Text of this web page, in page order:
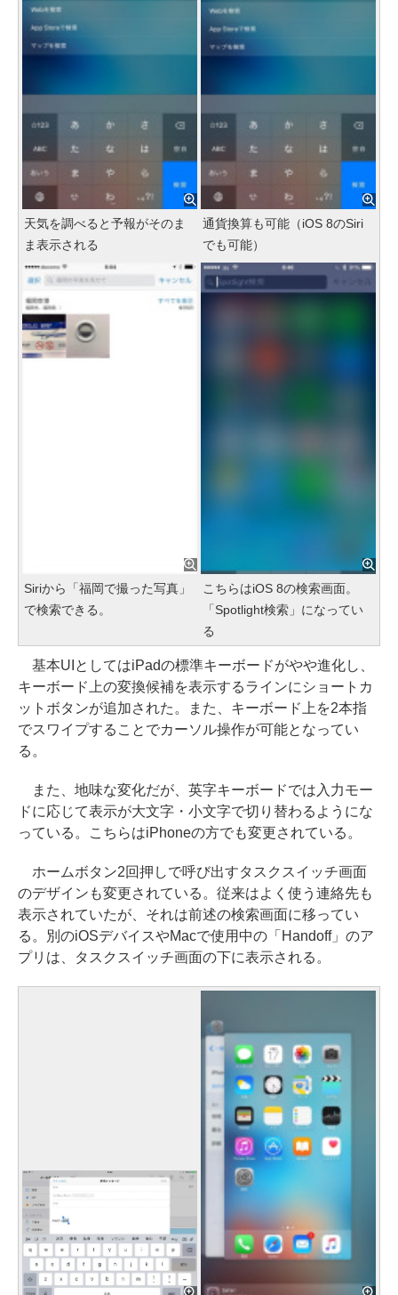
天気を調べると予報がそのま
ま表示される
通貨換算も可能（iOS 8のSiri
でも可能）
Siriから「福岡で撮った写真」
で検索できる。
こちらはiOS 8の検索画面。
「Spotlight検索」になってい
る
基本UIとしてはiPadの標準キーボードがやや進化し、
キーボード上の変換候補を表示するラインにショートカ
ットボタンが追加された。また、キーボード上を2本指
でスワイプすることでカーソル操作が可能となってい
る。
また、地味な変化だが、英字キーボードでは入力モー
ドに応じて表示が大文字・小文字で切り替わるようにな
っている。こちらはiPhoneの方でも変更されている。
ホームボタン2回押しで呼び出すタスクスイッチ画面
のデザインも変更されている。従来はよく使う連絡先も
表示されていたが、それは前述の検索画面に移ってい
る。別のiOSデバイスやMacで使用中の「Handoff」のア
プリは、タスクスイッチ画面の下に表示される。